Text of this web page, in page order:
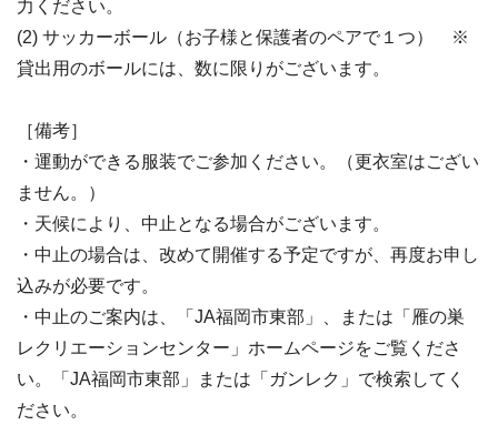
力ください。
(2) サッカーボール（お子様と保護者のペアで１つ） ※
貸出用のボールには、数に限りがございます。
［備考］
・運動ができる服装でご参加ください。（更衣室はござい
ません。）
・天候により、中止となる場合がございます。
・中止の場合は、改めて開催する予定ですが、再度お申し
込みが必要です。
・中止のご案内は、「JA福岡市東部」、または「雁の巣
レクリエーションセンター」ホームページをご覧くださ
い。「JA福岡市東部」または「ガンレク」で検索してく
ださい。